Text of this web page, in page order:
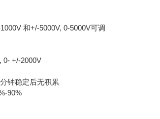
和+/-5000V, 0-5000V可调
0- +/-2000V
钟稳定后无积累
90%